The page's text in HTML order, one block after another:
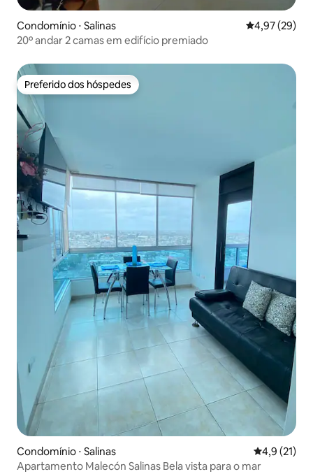
Condomínio ⋅ Salinas 4,97 de uma
4,97 (29)
20º andar 2 camas em edifício premiado
Preferido dos hóspedes
Preferido dos hóspedes
Condomínio ⋅ Salinas 4,9 de uma
4,9 (21)
Apartamento Malecón Salinas Bela vista para o mar